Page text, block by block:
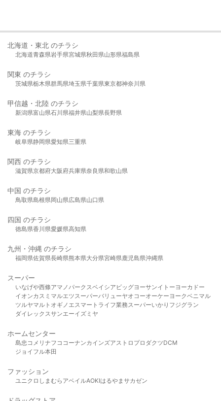
北海道・東北 のチラシ
北海道青森県岩手県宮城県秋田県山形県福島県
関東 のチラシ
茨城県栃木県群馬県埼玉県千葉県東京都神奈川県
甲信越・北陸 のチラシ
新潟県富山県石川県福井県山梨県長野県
東海 のチラシ
岐阜県静岡県愛知県三重県
関西 のチラシ
滋賀県京都府大阪府兵庫県奈良県和歌山県
中国 のチラシ
鳥取県島根県岡山県広島県山口県
四国 のチラシ
徳島県香川県愛媛県高知県
九州・沖縄 のチラシ
福岡県佐賀県長崎県熊本県大分県宮崎県鹿児島県沖縄県
スーパー
いなげや西條アマノパークスベイシア ビッグヨーサンイトーヨーカドー
イオンカスミ マルエツスーパーバリューヤオコーオーケー ヨークベニマル
ツルヤマルト オギノ エスマート ライフ業務スーパーいかり フジグラン
ダイレックスサンエーイズミヤ
ホームセンター
島忠 コメリ ナフコ コーナンカインズアストロプロダクツDCM
ジョイフル本田
ファッション
ユニクロ しまむら アベイルAOKIはるやま サカゼン